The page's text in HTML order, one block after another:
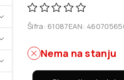
Šifra: 61087EAN:
Nema na stanju